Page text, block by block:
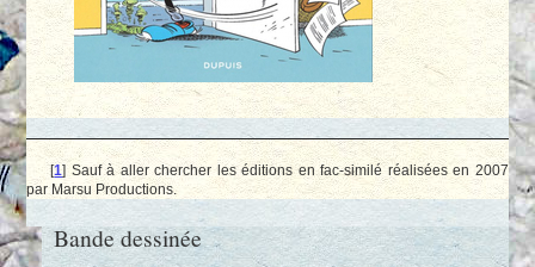
[1] Sauf à aller chercher les éditions en fac-similé réalisées en 2007
par Marsu Productions.
Bande dessinée